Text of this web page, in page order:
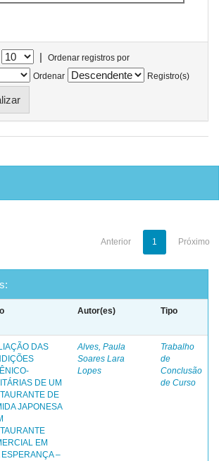
|
Ordenar registros por
Ordenar
Registro(s)
Anterior 1 Próximo
Autor(es) Tipo
DAS
DE UM
DE
JAPONESA
EM
ESPERANÇA –
Alves, Paula
Soares Lara
Lopes
Trabalho
de
Conclusão
de Curso